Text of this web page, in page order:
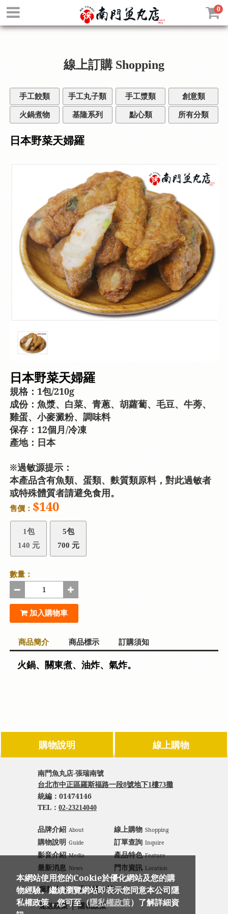
本網站使用您的Cookie於優化網站及您的購
物經驗。繼續瀏覽網站即表示您同意本公司隱
私權政策，您可至（隱私權政策）了解詳細資
0
線上訂購 Shopping
手工餃類 手工丸子類 手工漿類 創意類
火鍋煮物 基隆系列 點心類 所有分類
日本野菜天婦羅
日本野菜天婦羅
規格：1包/210g
成份：魚漿、白菜、青蔥、胡蘿蔔、毛豆、牛蒡、
雞蛋、小麥澱粉、調味料
保存：12個月/冷凍
產地：日本
※過敏源提示：
本產品含有魚類、蛋類、麩質類原料，對此過敏者
或特殊體質者請避免食用。
售價： $140
1包
140 元
5包
700 元
數量：
加入購物車
商品簡介 商品標示 訂購須知
火鍋、關東煮、油炸、氣炸。
購物說明 線上購物
南門魚丸店-張瑞南號
台北市中正區羅斯福路一段8號地下1樓73攤
統編： 01474146
TEL： 02-23214040
品牌介紹 About 線上購物 Shopping
購物說明 Guide 訂單查詢 Inquire
影音介紹 Media 產品特色 Feature
最新消息 News 門市資訊 Location
服務條款 ｜ 退換貨政策
運送政策 ｜ 隱私政策